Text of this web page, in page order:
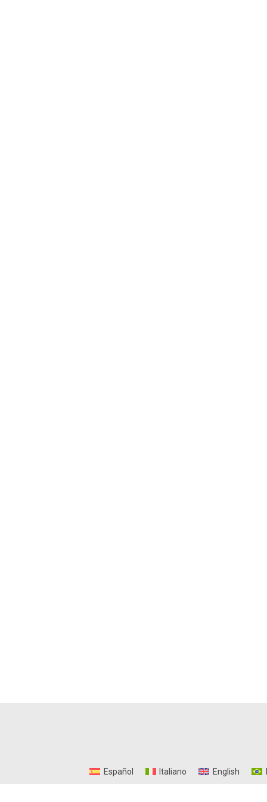
Español Italiano English